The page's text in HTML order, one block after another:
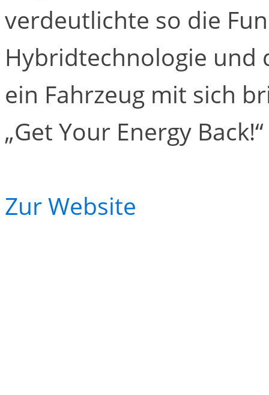
verdeutlichte so die
Hybridtechnologie und
ein Fahrzeug mit sich
„Get Your Energy
Zur Website